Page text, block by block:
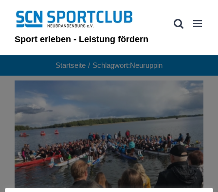
Inhalt
springenSport erleben - Leistung fördern
Startseite Schlagwort:Neuruppin
Drachenbootrennen Neuruppin 2019
Drachenboot